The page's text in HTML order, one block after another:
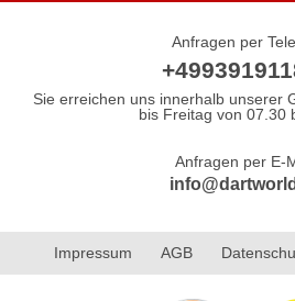
Anfragen per
Sie erreichen uns innerhalb unserer
bis Freitag von 07.30
Anfragen per E-
Impressum AGB